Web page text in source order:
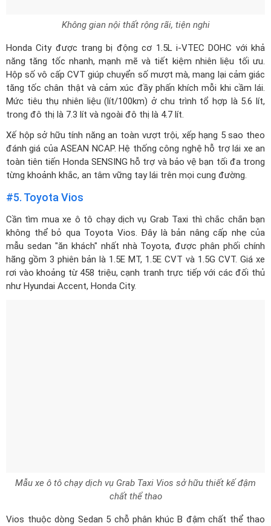
Không gian nội thất rộng rãi, tiện nghi
Honda City được trang bị động cơ 1.5L i-VTEC DOHC với khả
năng tăng tốc nhanh, mạnh mẽ và tiết kiệm nhiên liệu tối ưu.
Hộp số vô cấp CVT giúp chuyển số mượt mà, mang lại cảm giác
tăng tốc chân thật và cảm xúc đầy phấn khích mỗi khi cầm lái.
Mức tiêu thụ nhiên liệu (lít/100km) ở chu trình tổ hợp là 5.6 lít,
trong đô thị là 7.3 lít và ngoài đô thị là 4.7 lít.
Xế hộp sở hữu tính năng an toàn vượt trội, xếp hạng 5 sao theo
đánh giá của ASEAN NCAP. Hệ thống công nghệ hỗ trợ lái xe an
toàn tiên tiến Honda SENSING hỗ trợ và bảo vệ bạn tối đa trong
từng khoảnh khắc, an tâm vững tay lái trên mọi cung đường.
#5. Toyota Vios
Cần tìm mua xe ô tô chạy dịch vụ Grab Taxi thì chắc chắn bạn
không thể bỏ qua Toyota Vios. Đây là bản nâng cấp nhẹ của
mẫu sedan "ăn khách" nhất nhà Toyota, được phân phối chính
hãng gồm 3 phiên bản là 1.5E MT, 1.5E CVT và 1.5G CVT. Giá xe
rơi vào khoảng từ 458 triệu, cạnh tranh trực tiếp với các đối thủ
như Hyundai Accent, Honda City.
Mẫu xe ô tô chạy dịch vụ Grab Taxi Vios sở hữu thiết kế đậm
chất thể thao
Vios thuộc dòng Sedan 5 chỗ phân khúc B đậm chất thể thao